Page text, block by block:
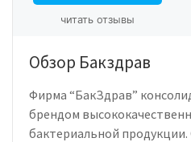
читать отзывы
Обзор Бакздрав
Фирма “БакЗдрав”
брендом
бактериальной продукции.